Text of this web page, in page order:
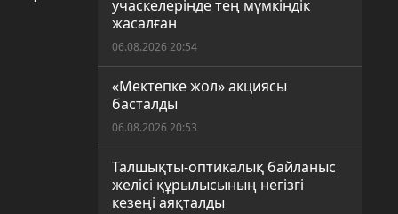
учаскелерінде тең мүмкіндік
жасалған
06.08.2026 20:54
«Мектепке жол» акциясы
басталды
06.08.2026 20:53
Талшықты-оптикалық байланыс
желісі құрылысының негізгі
кезеңі аяқталды